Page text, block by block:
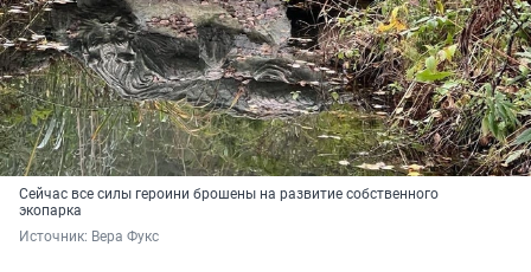
Сейчас все силы героини брошены на развитие собственного
экопарка
Источник: Вера Фукс